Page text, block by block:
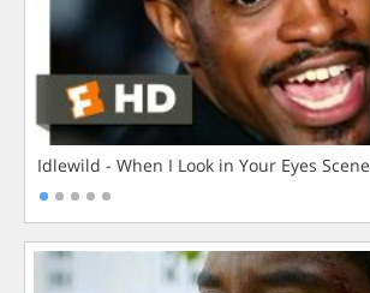
Idlewild - When I Look in Your Eyes Scene